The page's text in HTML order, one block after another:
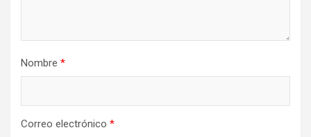
Nombre *
Correo electrónico *